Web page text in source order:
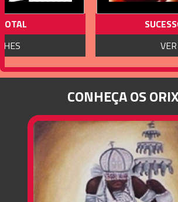
SUCESSO NAS BOATES
CONHEÇA OS